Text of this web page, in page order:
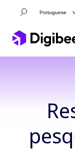
Portuguese